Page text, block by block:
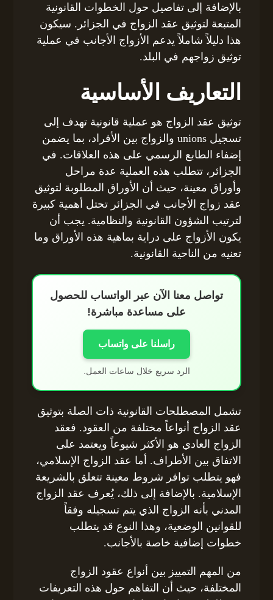
بالإضافة إلى تفاصيل حول الخطوات القانونية
المتبعة لتوثيق عقد الزواج في الجزائر. سيكون
هذا دليلاً شاملاً يدعم الأزواج الأجانب في عملية
توثيق زواجهم في البلد.
التعاريف الأساسية
توثيق عقد الزواج هو عملية قانونية تهدف إلى
تسجيل unions والزواج بين الأفراد، بما يضمن
إضفاء الطابع الرسمي على هذه العلاقات. في
الجزائر، تتطلب هذه العملية عدة مراحل
وأوراق معينة، حيث أن الأوراق المطلوبة لتوثيق
عقد زواج الأجانب في الجزائر تحتل أهمية كبيرة
لترتيب الشؤون القانونية والنظامية. يجب أن
يكون الأزواج على دراية بماهية هذه الأوراق وما
تعنيه من الناحية القانونية.
تواصل معنا الآن عبر الواتساب للحصول
على مساعدة مباشرة!
راسلنا على واتساب
الرد سريع خلال ساعات العمل.
تشمل المصطلحات القانونية ذات الصلة بتوثيق
عقد الزواج أنواعاً مختلفة من العقود. فعقد
الزواج العادي هو الأكثر شيوعاً ويعتمد على
الاتفاق بين الأطراف. أما عقد الزواج الإسلامي،
فهو يتطلب توافر شروط معينة تتعلق بالشريعة
الإسلامية. بالإضافة إلى ذلك، يُعرف عقد الزواج
المدني بأنه الزواج الذي يتم تسجيله وفقاً
للقوانين الوضعية، وهذا النوع قد يتطلب
خطوات إضافية خاصة بالأجانب.
من المهم التمييز بين أنواع عقود الزواج
المختلفة، حيث أن التفاهم حول هذه التعريفات